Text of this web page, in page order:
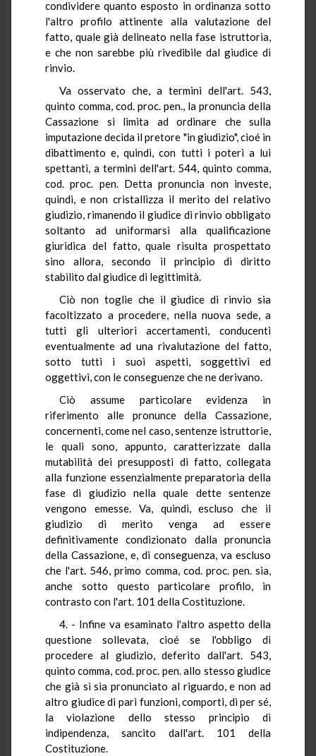
condividere quanto esposto in ordinanza sotto
l'altro profilo attinente alla valutazione del
fatto, quale già delineato nella fase istruttoria,
e che non sarebbe più rivedibile dal giudice di
rinvio.
Va osservato che, a termini dell'art. 543,
quinto comma, cod. proc. pen., la pronuncia della
Cassazione si limita ad ordinare che sulla
imputazione decida il pretore "in giudizio", cioé in
dibattimento e, quindi, con tutti i poteri a lui
spettanti, a termini dell'art. 544, quinto comma,
cod. proc. pen. Detta pronuncia non investe,
quindi, e non cristallizza il merito del relativo
giudizio, rimanendo il giudice di rinvio obbligato
soltanto ad uniformarsi alla qualificazione
giuridica del fatto, quale risulta prospettato
sino allora, secondo il principio di diritto
stabilito dal giudice di legittimità.
Ciò non toglie che il giudice di rinvio sia
facoltizzato a procedere, nella nuova sede, a
tutti gli ulteriori accertamenti, conducenti
eventualmente ad una rivalutazione del fatto,
sotto tutti i suoi aspetti, soggettivi ed
oggettivi, con le conseguenze che ne derivano.
Ciò assume particolare evidenza in
riferimento alle pronunce della Cassazione,
concernenti, come nel caso, sentenze istruttorie,
le quali sono, appunto, caratterizzate dalla
mutabilità dei presupposti di fatto, collegata
alla funzione essenzialmente preparatoria della
fase di giudizio nella quale dette sentenze
vengono emesse. Va, quindi, escluso che il
giudizio di merito venga ad essere
definitivamente condizionato dalla pronuncia
della Cassazione, e, di conseguenza, va escluso
che l'art. 546, primo comma, cod. proc. pen. sia,
anche sotto questo particolare profilo, in
contrasto con l'art. 101 della Costituzione.
4. - Infine va esaminato l'altro aspetto della
questione sollevata, cioé se l'obbligo di
procedere al giudizio, deferito dall'art. 543,
quinto comma, cod. proc. pen. allo stesso giudice
che già si sia pronunciato al riguardo, e non ad
altro giudice di pari funzioni, comporti, di per sé,
la violazione dello stesso principio di
indipendenza, sancito dall'art. 101 della
Costituzione.